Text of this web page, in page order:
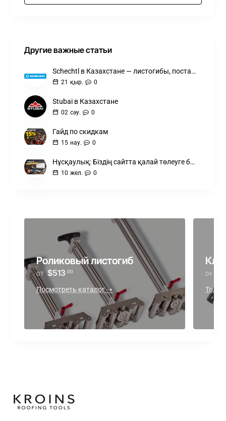
Другие важные статьи
Schechtl в Казахстане — листогибы, поставка, гарантия, запчасти | kroins.kz
21 қыр. 0
Stubai в Казахстане
02 сәу. 0
Гайд по скидкам
15 нау. 0
Нұсқаулық: Біздің сайтта қалай төлеуге болады
10 жел. 0
Роликовый листогиб
ОТ $513 .00
Посмотреть каталог ➝
От